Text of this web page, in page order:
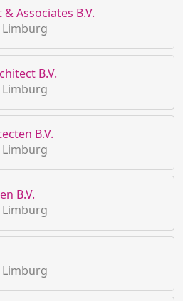
Associates B.V.
B.V.
B.V.
B.V.